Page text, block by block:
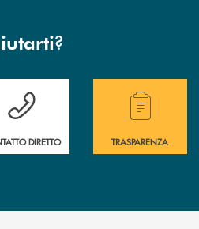
?
filiali .
bisogno di assistenza immediata ?
DIRETTO
Hai bisogno di
TRASPARENZA